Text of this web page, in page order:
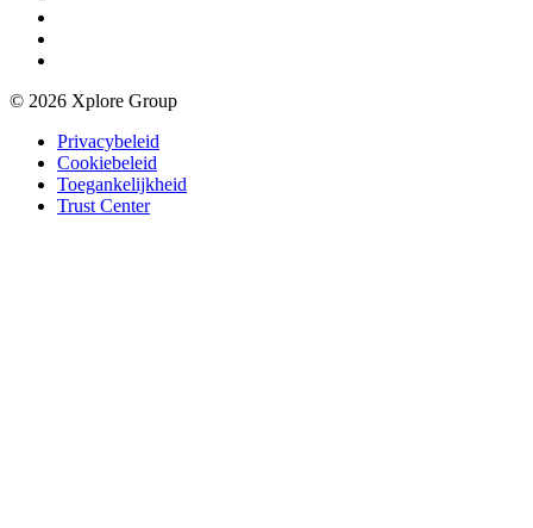
© 2026 Xplore Group
Privacybeleid
Cookiebeleid
Toegankelijkheid
Trust Center